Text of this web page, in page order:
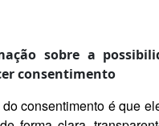
sobre a
consentimento
consentimento é que